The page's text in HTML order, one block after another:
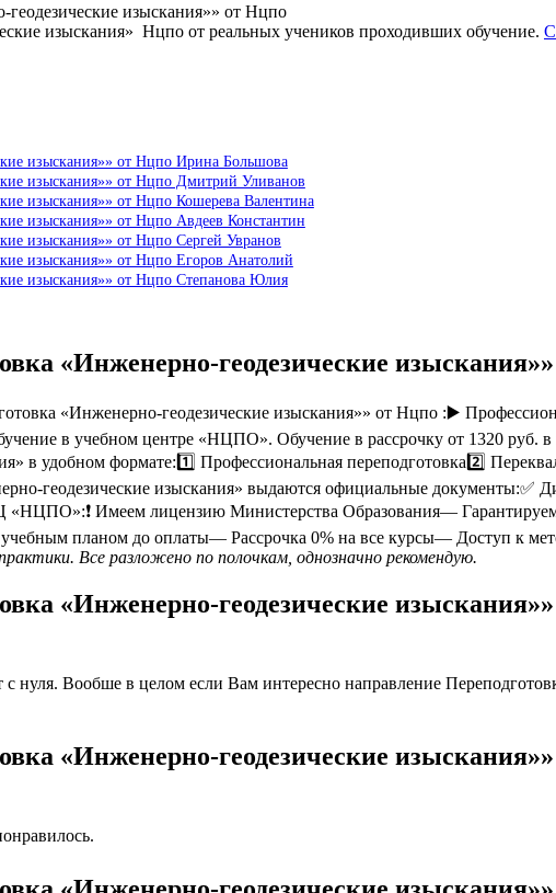
изыскания»» от Нцпо
изыскания» Нцпо от реальных учеников проходивших обучение.
изыскания»» от Нцпо Ирина Большова
изыскания»» от Нцпо Дмитрий Уливанов
изыскания»» от Нцпо Кошерева Валентина
изыскания»» от Нцпо Авдеев Константин
изыскания»» от Нцпо Сергей Увранов
изыскания»» от Нцпо Егоров Анатолий
изыскания»» от Нцпо Степанова Юлия
«Инженерно-геодезические
«Инженерно-геодезические изыскания»» от Нцпо :▶️
в учебном центре «НЦПО». Обучение в рассрочку от 1320 руб.
в удобном формате:1️⃣ Профессиональная переподготовка2️⃣
геодезические изыскания» выдаются официальные документы:✅
Имеем лицензию Министерства Образования—
планом до оплаты— Рассрочка 0% на все курсы— Доступ к
Все разложено по полочкам, однозначно рекомендую.
«Инженерно-геодезические
с нуля. Вообше в целом если Вам интересно направление
«Инженерно-геодезические